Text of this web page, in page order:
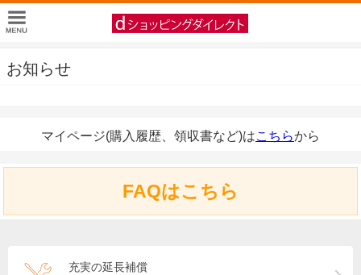
お知らせ
マイページ(購入履歴、領収書など)はこちらから
FAQはこちら
充実の延長補償